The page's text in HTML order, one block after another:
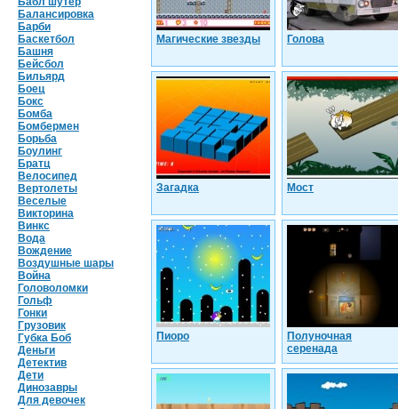
Балансировка
Барби
Баскетбол
Башня
Бейсбол
Бильярд
Боец
Бокс
Бомба
Бомбермен
Борьба
Боулинг
Братц
Велосипед
Вертолеты
Веселые
Викторина
Винкс
Вода
Вождение
Воздушные шары
Война
Головоломки
Гольф
Гонки
Грузовик
Губка Боб
Деньги
Детектив
Дети
Динозавры
Для девочек
Магические звезды Голова
Загадка Мост
Пиоро
Полуночная
серенада